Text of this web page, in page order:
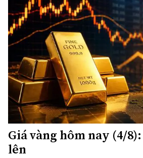
Giá vàng hôm nay (4/
lên